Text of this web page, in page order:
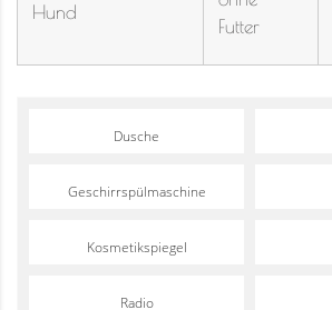
Dusche
Geschirrspülmaschine
Kosmetikspiegel
Radio
Hund
Futter